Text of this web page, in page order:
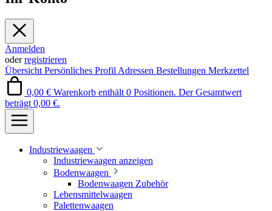
Anmelden
oderregistrieren
Übersicht Persönliches Profil Adressen Bestellungen Merkzettel
0,00 € Warenkorb enthält 0 Positionen. Der Gesamtwert
beträgt 0,00 €.
Industriewaagen
Industriewaagen anzeigen
Bodenwaagen
Bodenwaagen Zubehör
Lebensmittelwaagen
Palettenwaagen